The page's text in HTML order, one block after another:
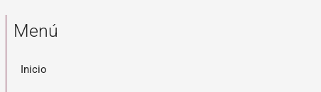
Menú
Inicio